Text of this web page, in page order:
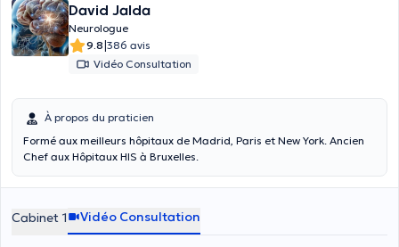
David Jalda
Neurologue
9.8|386 avis
Vidéo Consultation
À propos du praticien
Formé aux meilleurs hôpitaux de Madrid, Paris et New York. Ancien
Chef aux Hôpitaux HIS à Bruxelles.
Cabinet 1 Vidéo Consultation